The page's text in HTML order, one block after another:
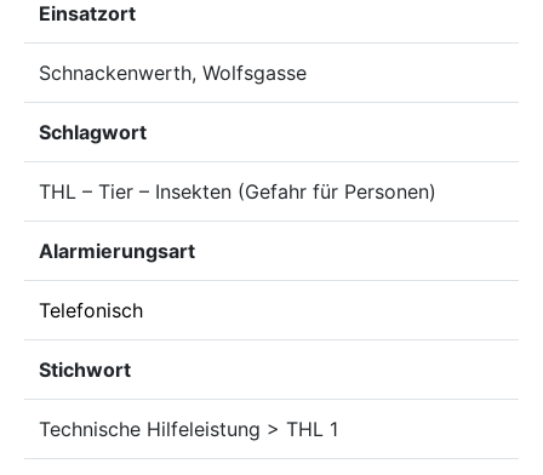
Einsatzort
Schnackenwerth, Wolfsgasse
Schlagwort
THL – Tier – Insekten (Gefahr für Personen)
Alarmierungsart
Telefonisch
Stichwort
Technische Hilfeleistung > THL 1